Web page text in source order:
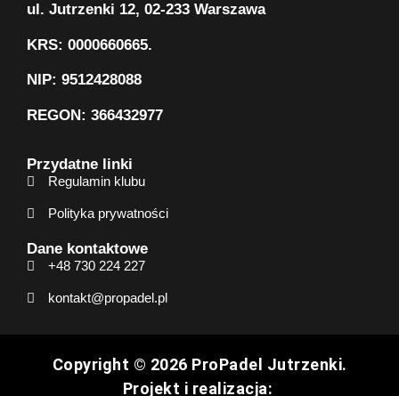
ul. Jutrzenki 12, 02-233 Warszawa
KRS: 0000660665.
NIP: 9512428088
REGON: 366432977
Przydatne linki
Regulamin klubu
Polityka prywatności
Dane kontaktowe
+48 730 224 227
kontakt@propadel.pl
Copyright © 2026 ProPadel Jutrzenki.
Projekt i realizacja: